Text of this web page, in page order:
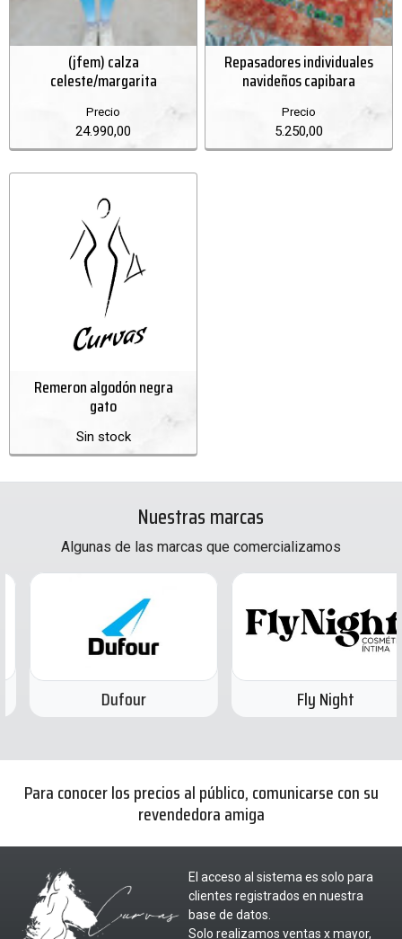
(jfem) calza
celeste/margarita
Precio
24.990,00
Repasadores individuales
navideños capibara
Precio
5.250,00
Remeron algodón negra
gato
Sin stock
Nuestras marcas
Algunas de las marcas que comercializamos
Dufour Fly Night
Para conocer los precios al público, comunicarse con su
revendedora amiga
El acceso al sistema es solo para
clientes registrados en nuestra
base de datos.
Solo realizamos ventas x mayor,